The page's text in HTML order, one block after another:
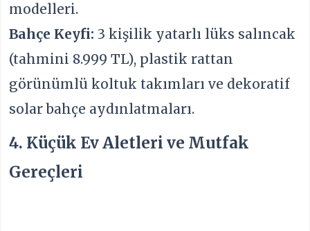
modelleri.
Bahçe Keyfi: 3 kişilik yatarlı lüks salıncak
(tahmini 8.999 TL), plastik rattan
görünümlü koltuk takımları ve dekoratif
solar bahçe aydınlatmaları.
4. Küçük Ev Aletleri ve Mutfak
Gereçleri